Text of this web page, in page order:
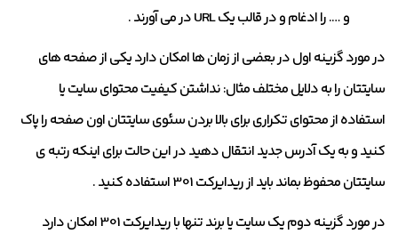
و …. را ادغام و در قالب یک URL در می آورند .
در مورد گزینه اول در بعضی از زمان ها امکان دارد یکی از صفحه های
سایتتان را به دلایل مختلف مثال: نداشتن کیفیت محتوای سایت یا
استفاده از محتوای تکراری برای بالا بردن سئوی سایتتان اون صفحه را پاک
کنید و به یک آدرس جدید انتقال دهید در این حالت برای اینکه رتبه ی
سایتتان محفوظ بماند باید از ریدایرکت 301 استفاده کنید .
در مورد گزینه دوم یک سایت یا برند تنها با ریدایرکت 301 امکان دارد